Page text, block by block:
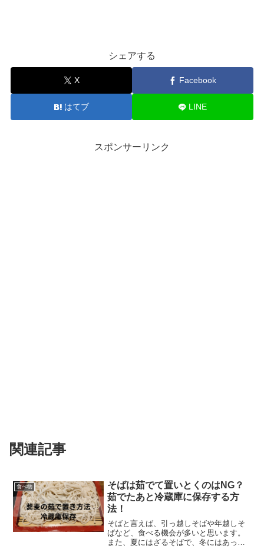
シェアする
X Facebook
はてブ LINE
スポンサーリンク
関連記事
食べ物
そばは茹でて置いとくのはNG？
茹でたあと冷蔵庫に保存する方
法！
そばと言えば、引っ越しそばや年越しそ
ばなど、食べる機会が多いと思います。
また、夏にはざるそばで、冬にはあった